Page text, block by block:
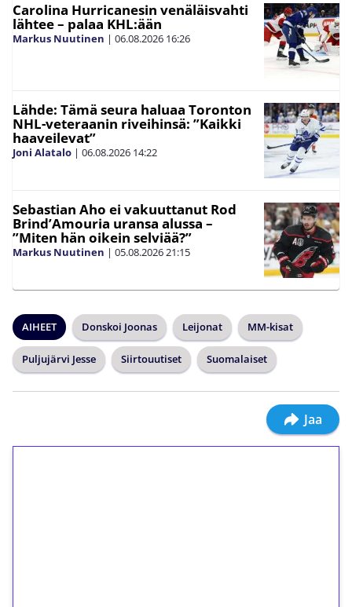
Carolina Hurricanesin venäläisvahti
lähtee – palaa KHL:ään
Markus Nuutinen | 06.08.2026 16:26
Lähde: Tämä seura haluaa Toronton
NHL-veteraanin riveihinsä: ”Kaikki
haaveilevat”
Joni Alatalo | 06.08.2026 14:22
Sebastian Aho ei vakuuttanut Rod
Brind’Amouria uransa alussa –
”Miten hän oikein selviää?”
Markus Nuutinen | 05.08.202621:15
AIHEET Donskoi Joonas Leijonat MM-kisat
Puljujärvi Jesse Siirtouutiset Suomalaiset
Jaa